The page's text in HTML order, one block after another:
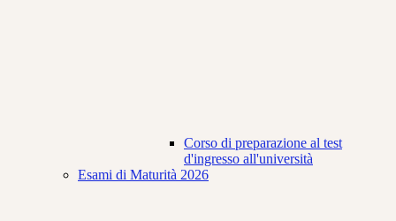
Corso di preparazione al test
d'ingresso all'università
Esami di Maturità 2026